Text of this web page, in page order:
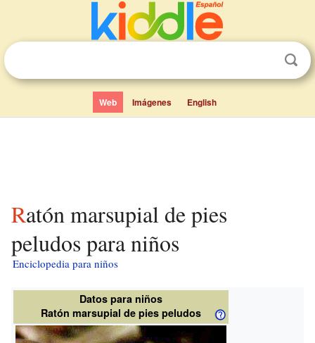
Web Imágenes English
Ratón marsupial de pies
peludos para niños
Enciclopedia para niños
Datos para niños
Ratón marsupial de pies peludos